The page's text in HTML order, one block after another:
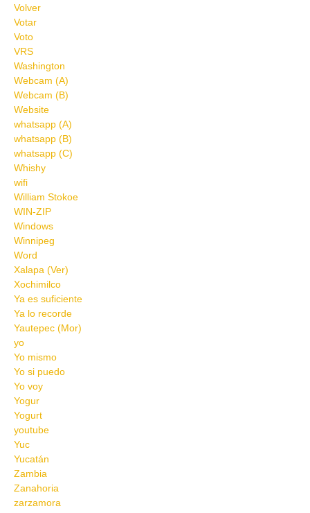
Volver
Votar
Voto
VRS
Washington
Webcam (A)
Webcam (B)
Website
whatsapp (A)
whatsapp (B)
whatsapp (C)
Whishy
wifi
William Stokoe
WIN-ZIP
Windows
Winnipeg
Word
Xalapa (Ver)
Xochimilco
Ya es suficiente
Ya lo recorde
Yautepec (Mor)
yo
Yo mismo
Yo si puedo
Yo voy
Yogur
Yogurt
youtube
Yuc
Yucatán
Zambia
Zanahoria
zarzamora